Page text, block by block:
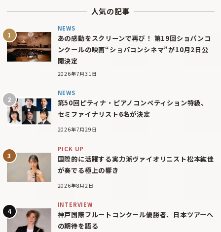
人気の記事
NEWS
あの感動をスクリーンで再び！ 第19回ショパンコ
ンクールの映画“ショパコンシネマ”が10月2日公
開決定
2026年7月31日
NEWS
第50回ピティナ・ピアノコンペティション特級、
セミファイナリスト6名が決定
2026年7月29日
PICK UP
国際的に活躍する実力派ヴァイオリニスト松本紘佳
が奏でる極上の響き
2026年8月2日
INTERVIEW
神戸国際フルートコンクール優勝者、日本ツアーへ
の期待を語る